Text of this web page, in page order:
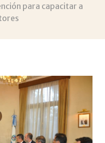
para capacitar a